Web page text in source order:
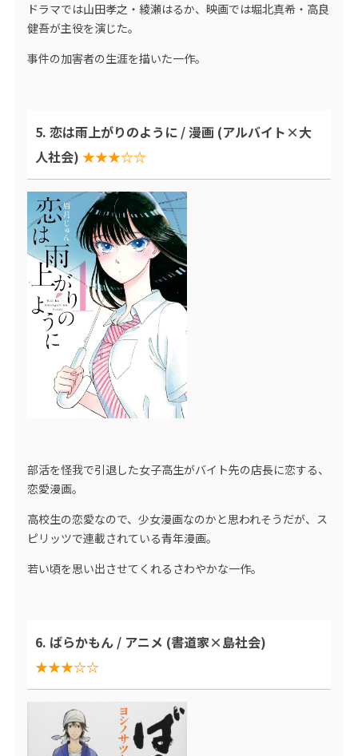
ドラマでは山田孝之・綾瀬はるか、映画では堀北真希・高良
健吾が主役を演じた。
事件の加害者の生涯を描いた一作。
5. 恋は雨上がりのように / 漫画 (アルバイト×大
人社会) ★★★☆☆
部活を怪我で引退した女子高生がバイト先の店長に恋する、
恋愛漫画。
高校生の恋愛なので、少女漫画なのかと思われそうだが、ス
ピリッツで連載されている青年漫画。
若い頃を思い出させてくれるさわやかな一作。
6. ばらかもん / アニメ (書道家×島社会)
★★★☆☆